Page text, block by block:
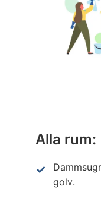
Alla rum:
golv.